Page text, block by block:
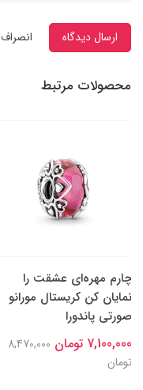
ارسال دیدگاه انصراف
محصولات مرتبط
چارم مهره‌ای عشقت را
نمایان کن کریستال مورانو
صورتی پاندورا
7,100,000 تومان
8,470,000
تومان